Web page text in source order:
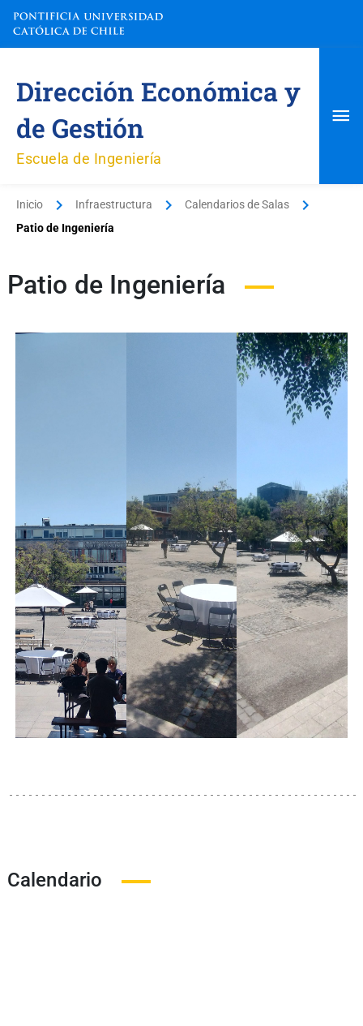
contenido
Dirección Económica y
de Gestión
Escuela de Ingeniería
Inicio Infraestructura
Calendarios de Salas
Patio de Ingeniería
Patio de Ingeniería
Calendario